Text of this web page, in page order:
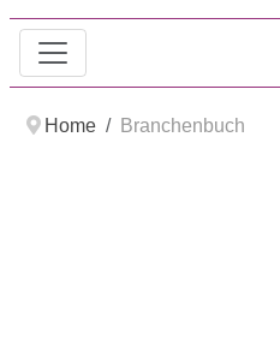
Home Branchenbuch